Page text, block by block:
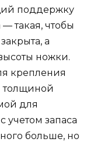
поддержку
такая, чтобы
а
ножки.
крепления
толщиной
для
учетом запаса
больше, но